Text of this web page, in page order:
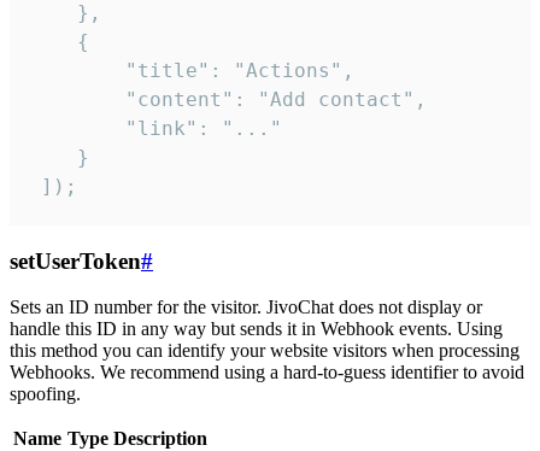
    },
    {
        "title": "Actions",
        "content": "Add contact",
        "link": "..."
    }
]);
setUserToken#
Sets an ID number for the visitor. JivoChat does not display or
handle this ID in any way but sends it in Webhook events. Using
this method you can identify your website visitors when processing
Webhooks. We recommend using a hard-to-guess identifier to avoid
spoofing.
Name Type Description